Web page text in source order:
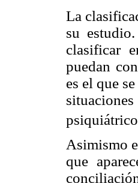
La
su
clasificar
puedan
es el que
Asimismo
que